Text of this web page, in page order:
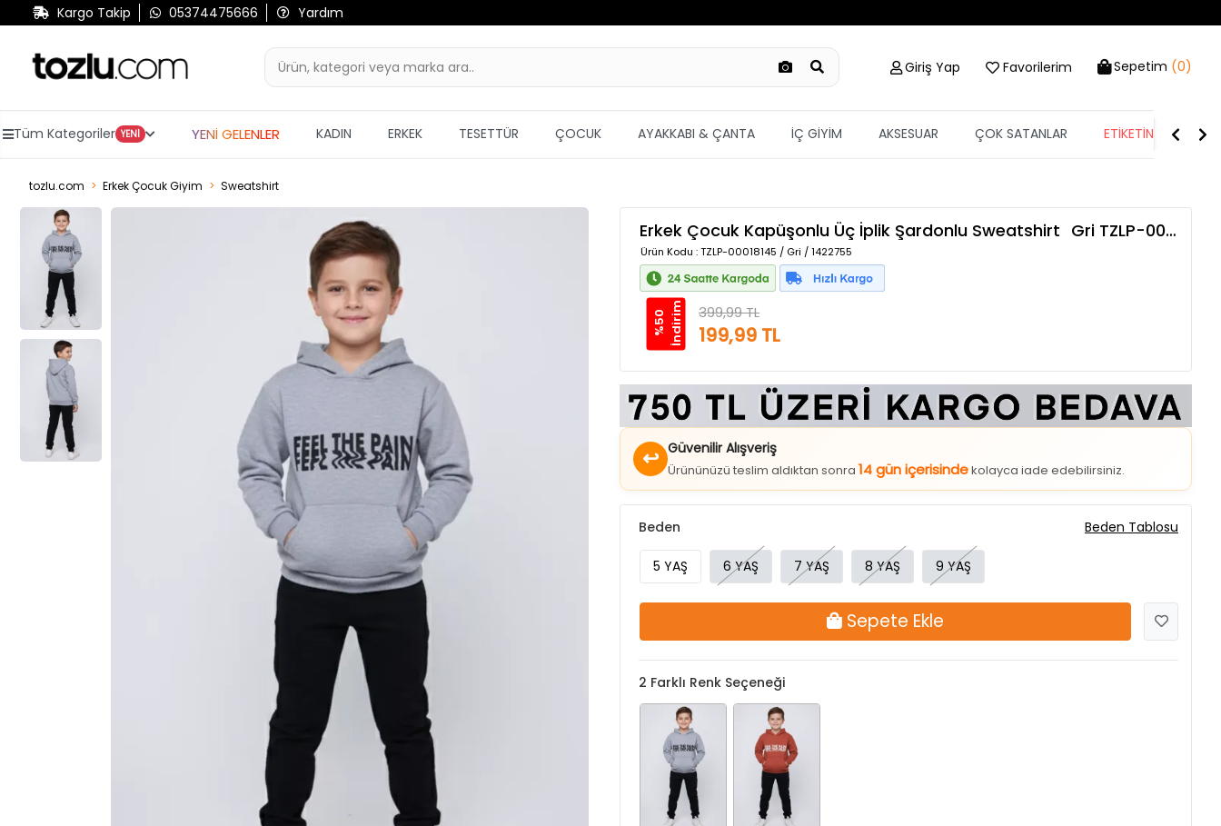
Kargo Takip 05374475666 Yardım
Giriş Yap Favorilerim Sepetim (0)
Tüm Kategoriler YENİ YENİ GELENLER KADIN ERKEK TESETTÜR ÇOCUK AYAKKABI & ÇANTA İÇ GİYİM AKSESUAR ÇOK SATANLAR ETİKETİN YARISI
tozlu.com Erkek Çocuk Giyim Sweatshirt
Erkek Çocuk Kapüşonlu Üç İplik Şardonlu Sweatshirt Gri TZLP-00018145
Ürün Kodu : TZLP-00018145 / Gri / 1422755
%
5
0
İ
n
d
i
r
i m 399,99 TL
199,99 TL
↩ Güvenilir Alışveriş
Ürününüzü teslim aldıktan sonra14 gün içerisindekolayca iade edebilirsiniz.
5 YAŞ
Sepete Ekle
2Farklı Renk Seçeneği
Gri Kiremit